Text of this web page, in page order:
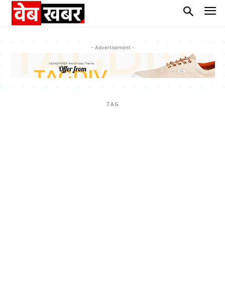
- Advertisement -
TAG